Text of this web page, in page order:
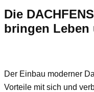
Die
bringen Leben
Der Einbau moderner
Vorteile mit sich und